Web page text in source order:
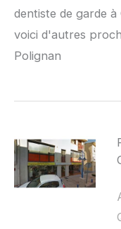
dentiste de garde
voici d'autres
Polignan